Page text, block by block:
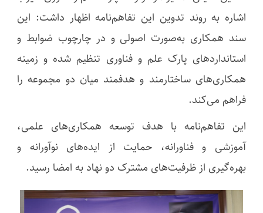
اشاره به روند تدوین این تفاهم‌نامه اظهار داشت: این
سند همکاری به‌صورت اصولی و در چارچوب ضوابط و
استانداردهای پارک علم و فناوری تنظیم شده و زمینه
همکاری‌های ساختارمند و هدفمند میان دو مجموعه را
فراهم می‌کند.
این تفاهم‌نامه با هدف توسعه همکاری‌های علمی،
آموزشی و فناورانه، حمایت از ایده‌های نوآورانه و
بهره‌گیری از ظرفیت‌های مشترک دو نهاد به امضا رسید.